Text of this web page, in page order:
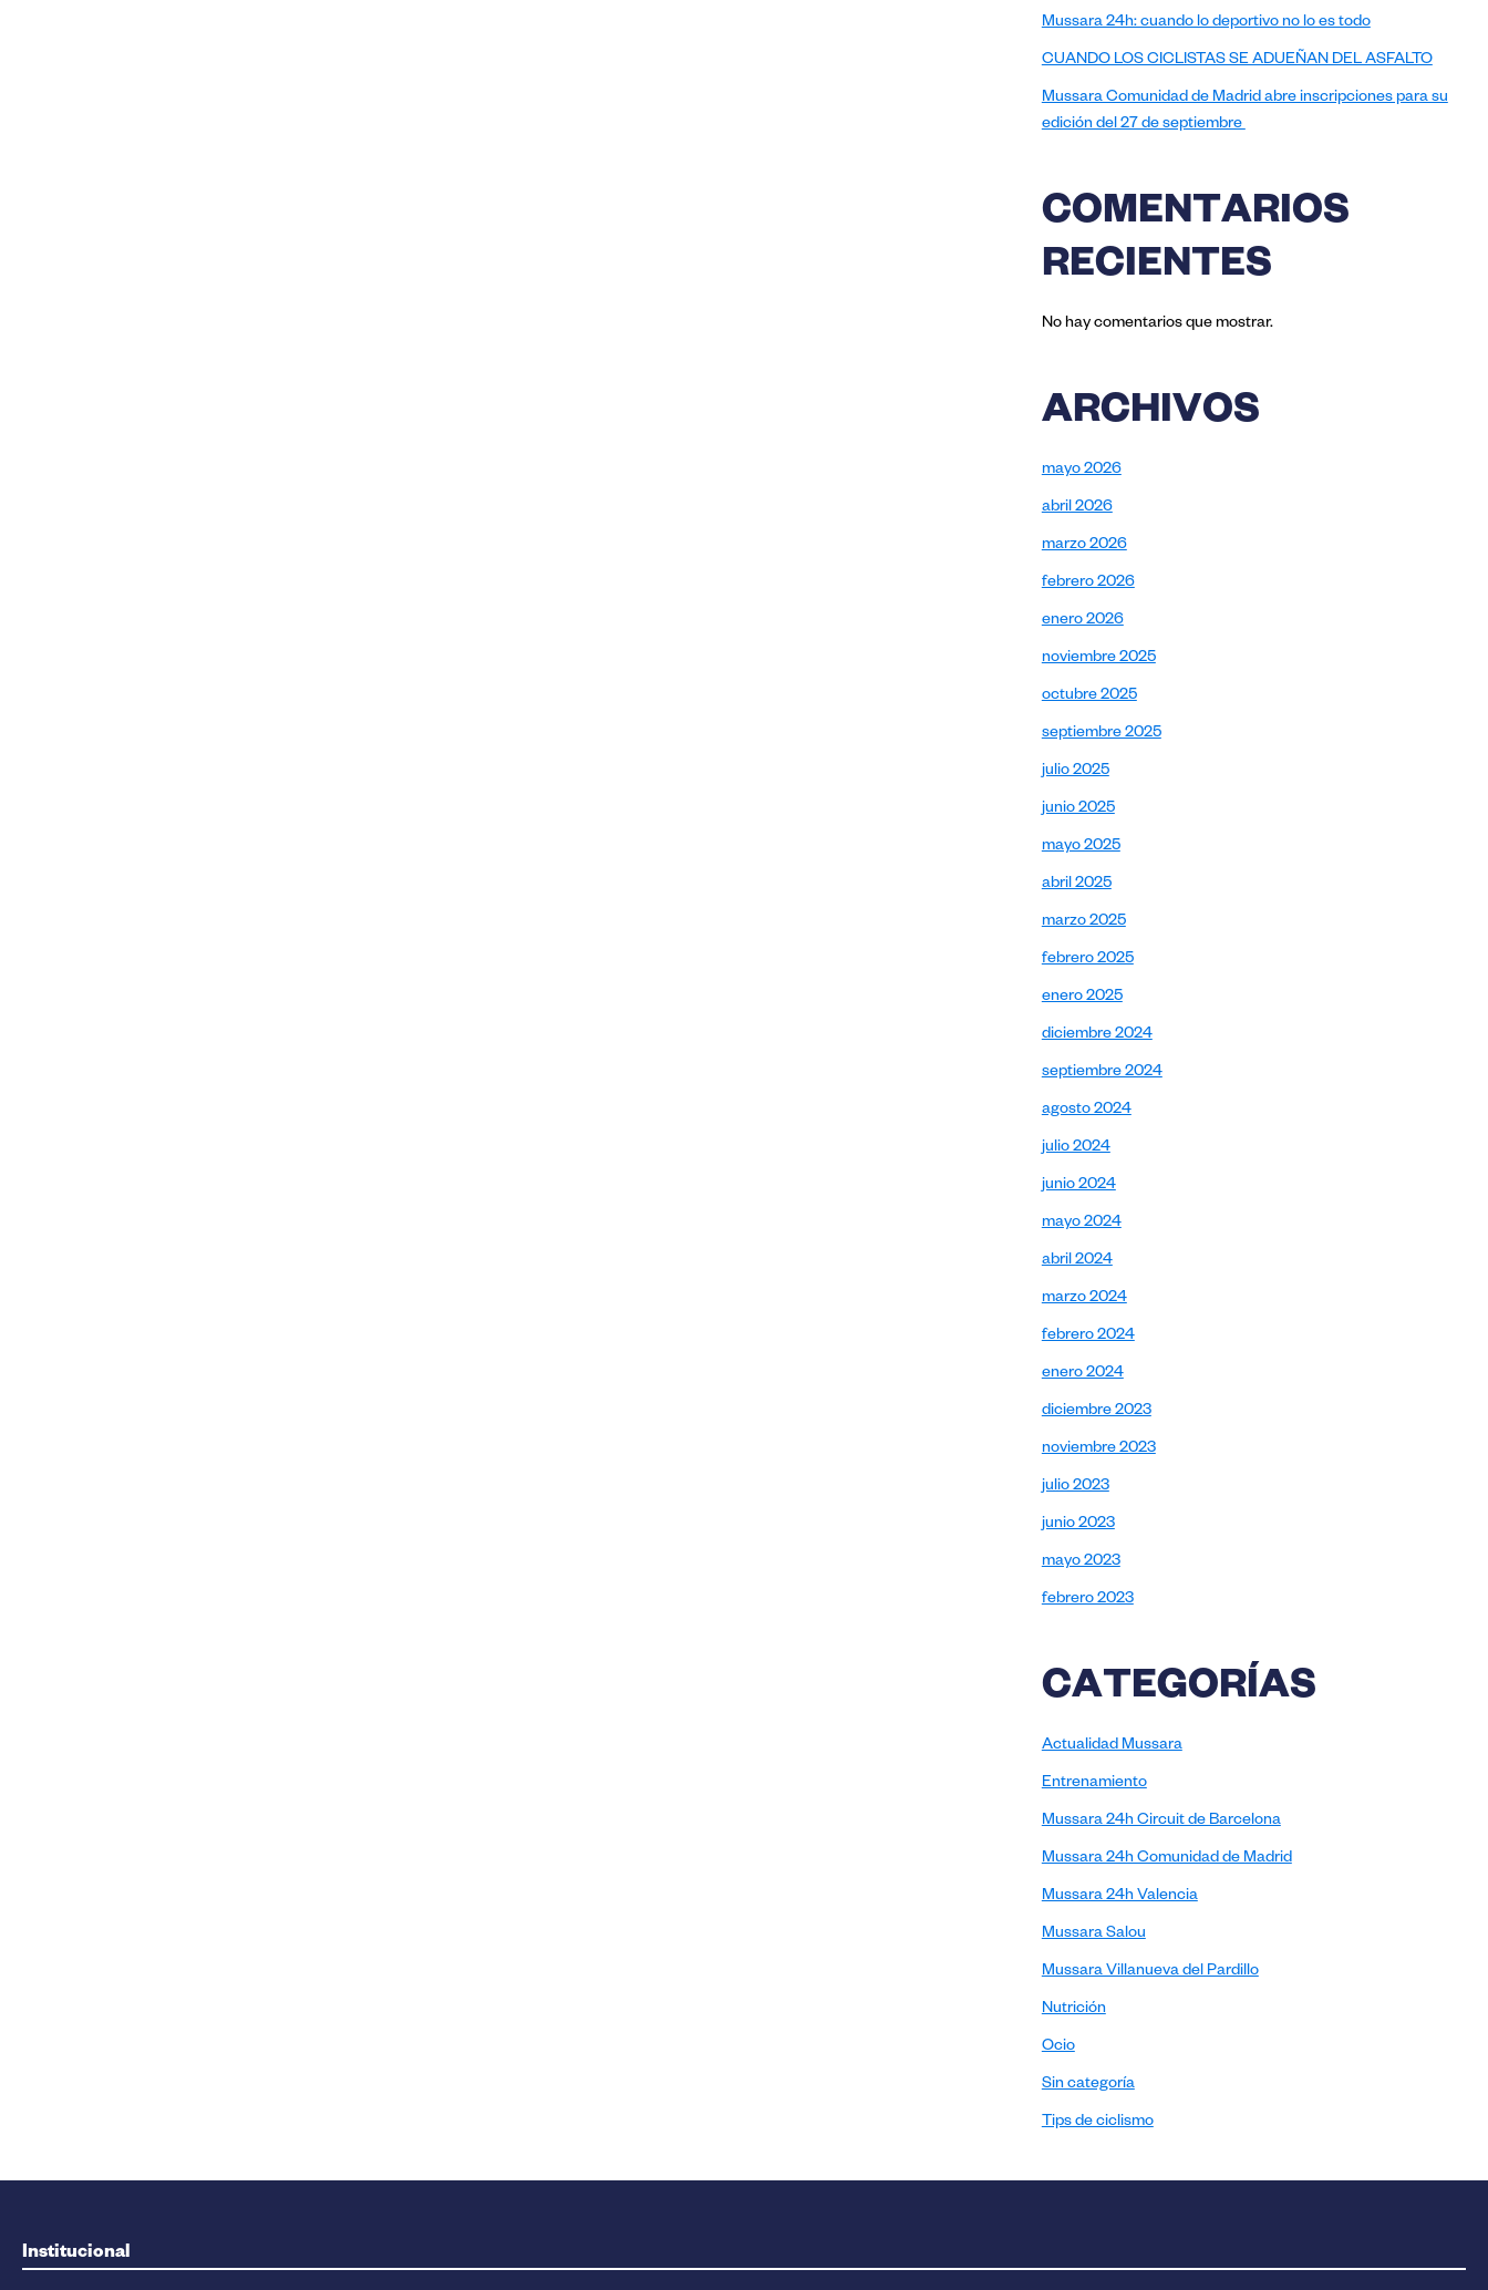
Mussara 24h: cuando lo deportivo no lo es todo
CUANDO LOS CICLISTAS SE ADUEÑAN DEL ASFALTO
Mussara Comunidad de Madrid abre inscripciones para su
edición del 27 de septiembre
COMENTARIOS
RECIENTES
No hay comentarios que mostrar.
ARCHIVOS
mayo 2026
abril 2026
marzo 2026
febrero 2026
enero 2026
noviembre 2025
octubre 2025
septiembre 2025
julio 2025
junio 2025
mayo 2025
abril 2025
marzo 2025
febrero 2025
enero 2025
diciembre 2024
septiembre 2024
agosto 2024
julio 2024
junio 2024
mayo 2024
abril 2024
marzo 2024
febrero 2024
enero 2024
diciembre 2023
noviembre 2023
julio 2023
junio 2023
mayo 2023
febrero 2023
CATEGORÍAS
Actualidad Mussara
Entrenamiento
Mussara 24h Circuit de Barcelona
Mussara 24h Comunidad de Madrid
Mussara 24h Valencia
Mussara Salou
Mussara Villanueva del Pardillo
Nutrición
Ocio
Sin categoría
Tips de ciclismo
Institucional